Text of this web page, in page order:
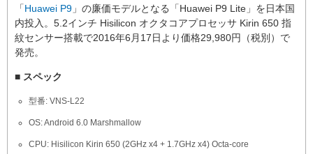
「Huawei P9 」の廉価モデルとなる「Huawei P9 Lite」を日本国
内投入。5.2インチ Hisilicon オクタコアプロセッサ Kirin 650 指
紋センサー搭載で2016年6月17日より価格29,980円（税別）で
発売。
■ スペック
型番: VNS-L22
OS: Android 6.0 Marshmallow
CPU: Hisilicon Kirin 650 (2GHz x4 + 1.7GHz x4) Octa-core